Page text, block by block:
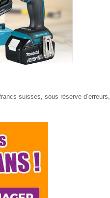
suisses, sous réserve